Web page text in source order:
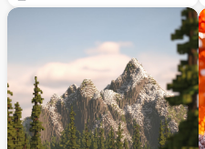
grachtreflecties. Dit hoogresolutie
kunstwerk vangt de warme sfeer van een
gezellige avond in een gepixelde wereld.